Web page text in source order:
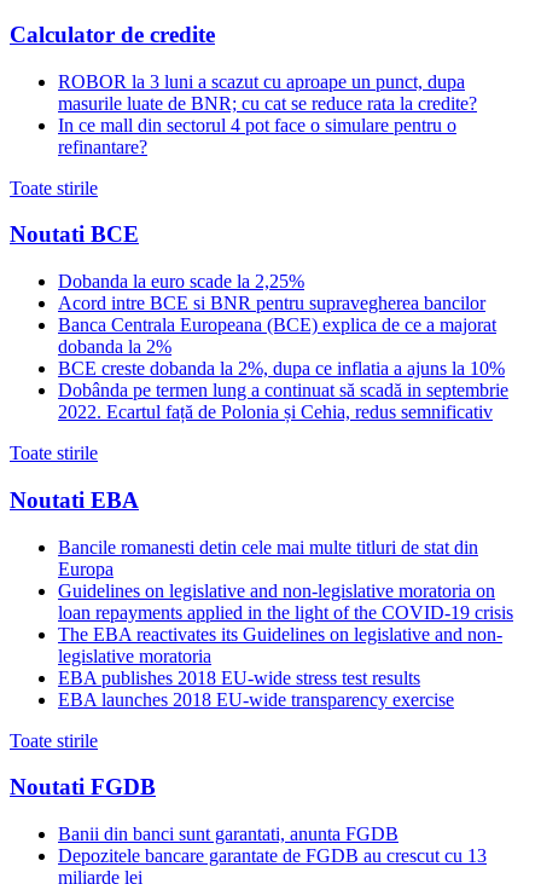
Calculator de credite
ROBOR la 3 luni a scazut cu aproape un punct, dupa
masurile luate de BNR; cu cat se reduce rata la credite?
In ce mall din sectorul 4 pot face o simulare pentru o
refinantare?
Toate stirile
Noutati BCE
Dobanda la euro scade la 2,25%
Acord intre BCE si BNR pentru supravegherea bancilor
Banca Centrala Europeana (BCE) explica de ce a majorat
dobanda la 2%
BCE creste dobanda la 2%, dupa ce inflatia a ajuns la 10%
Dobânda pe termen lung a continuat să scadă in septembrie
2022. Ecartul față de Polonia și Cehia, redus semnificativ
Toate stirile
Noutati EBA
Bancile romanesti detin cele mai multe titluri de stat din
Europa
Guidelines on legislative and non-legislative moratoria on
loan repayments applied in the light of the COVID-19 crisis
The EBA reactivates its Guidelines on legislative and non-
legislative moratoria
EBA publishes 2018 EU-wide stress test results
EBA launches 2018 EU-wide transparency exercise
Toate stirile
Noutati FGDB
Banii din banci sunt garantati, anunta FGDB
Depozitele bancare garantate de FGDB au crescut cu 13
miliarde lei